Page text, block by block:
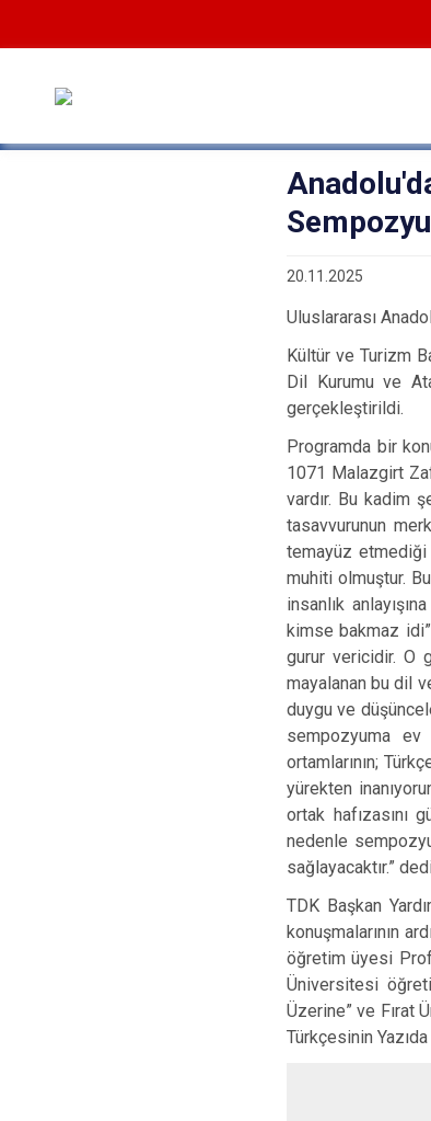
20.11.2025
Uluslararası
Kültür ve Turizm
Dil Kurumu ve
gerçekleştirildi.
Programda bir
1071 Malazgirt
vardır. Bu kadim
tasavvurunun
temayüz
muhiti olmuştur.
insanlık
kimse bakmaz
gurur vericidir. O
mayalanan bu dil
duygu ve
sempozyuma ev
ortamlarının;
yürekten
ortak hafızasını
nedenle
sağlayacaktır.”
TDK Başkan
konuşmalarının
öğretim üyesi
Üniversitesi
Üzerine” ve Fırat
Türkçesinin